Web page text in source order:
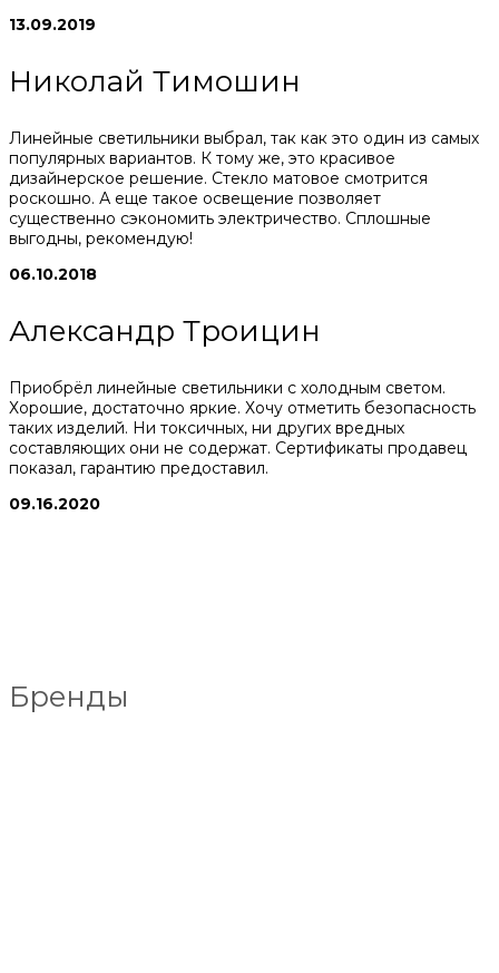
13.09.2019
Николай Тимошин
Линейные светильники выбрал, так как это один из самых
популярных вариантов. К тому же, это красивое
дизайнерское решение. Стекло матовое смотрится
роскошно. А еще такое освещение позволяет
существенно сэкономить электричество. Сплошные
выгодны, рекомендую!
06.10.2018
Александр Троицин
Приобрёл линейные светильники с холодным светом.
Хорошие, достаточно яркие. Хочу отметить безопасность
таких изделий. Ни токсичных, ни других вредных
составляющих они не содержат. Сертификаты продавец
показал, гарантию предоставил.
09.16.2020
Бренды